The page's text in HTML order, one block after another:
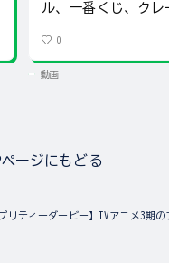
ル、一番くじ、クレ
0
動画
ページにもどる
リティーダービー】TVアニメ3期の